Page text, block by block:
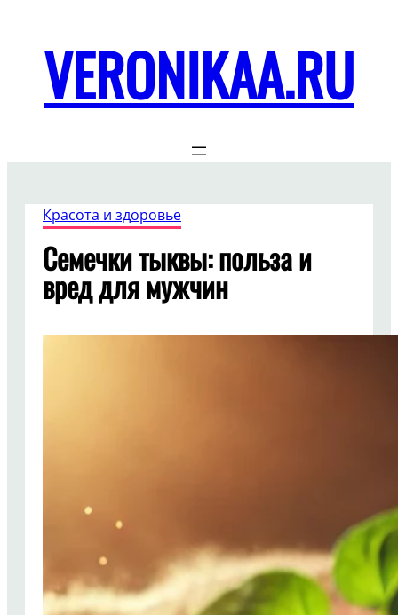
содержимому
VERONIKAA.RU
Красота и здоровье
Семечки тыквы: польза и
вред для мужчин